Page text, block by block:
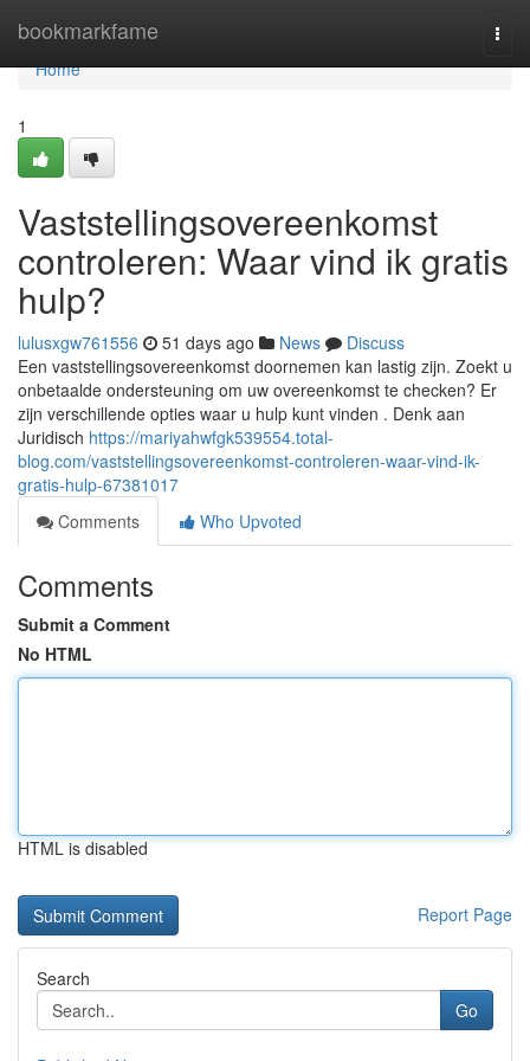
bookmarkfame
Home
Home
1
Vaststellingsovereenkomst
controleren: Waar vind ik gratis
hulp?
lulusxgw761556 51 days ago News
Discuss
Een vaststellingsovereenkomst doornemen kan lastig zijn. Zoekt u
onbetaalde ondersteuning om uw overeenkomst te checken? Er
zijn verschillende opties waar u hulp kunt vinden . Denk aan
Juridisch https://mariyahwfgk539554.total-
blog.com/vaststellingsovereenkomst-controleren-waar-vind-ik-
gratis-hulp-67381017
Comments
Who Upvoted
Comments
Submit a Comment
No HTML
HTML is disabled
Report Page
Search
Go